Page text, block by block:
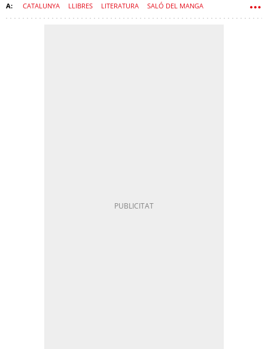
CATALUNYA LLIBRES LITERATURA SALÓ DEL MANGA